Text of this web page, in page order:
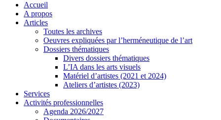
Accueil
A propos
Articles
Toutes les archives
Oeuvres expliquées par l’herméneutique de l’art
Dossiers thématiques
Divers dossiers thématiques
L’IA dans les arts visuels
Matériel d’artistes (2021 et 2024)
Ateliers d’artistes (2023)
Services
Activités professionnelles
Agenda 2026/2027